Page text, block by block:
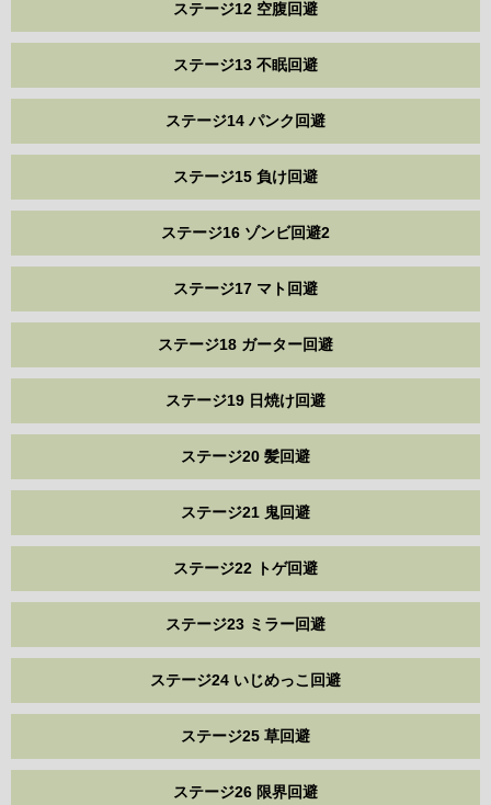
ステージ12 空腹回避
ステージ13 不眠回避
ステージ14 パンク回避
ステージ15 負け回避
ステージ16 ゾンビ回避2
ステージ17 マト回避
ステージ18 ガーター回避
ステージ19 日焼け回避
ステージ20 髪回避
ステージ21 鬼回避
ステージ22 トゲ回避
ステージ23 ミラー回避
ステージ24 いじめっこ回避
ステージ25 草回避
ステージ26 限界回避